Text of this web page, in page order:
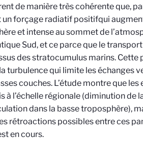
de manière très cohérente que,
un forçage radiatif positifqui
et intense au sommet de
Sud, et ce parce que le
des stratocumulus marins.
turbulence qui limite les échanges
couches. L’étude montre que
à l’échelle régionale (diminution de
dans la basse troposphère),
rétroactions possibles entre ces
en cours.